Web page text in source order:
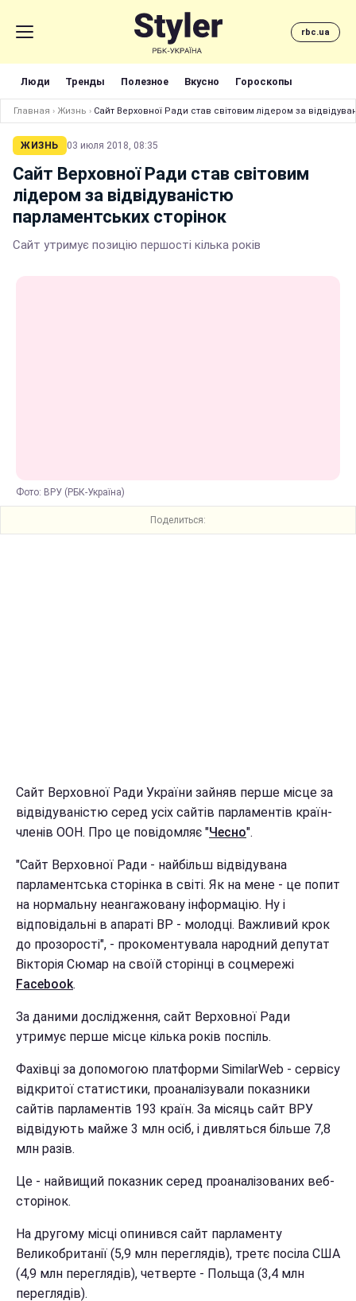
rbc.ua
Люди Тренды Полезное Вкусно Гороскопы
Главная › Жизнь › Сайт Верховної Ради став світовим лідером за
ЖИЗНЬ 03 июля 2018, 08:35
Сайт Верховної Ради став світовим
лідером за відвідуваністю
парламентських сторінок
Сайт утримує позицію першості кілька років
Фото: ВРУ (РБК-Україна)
Поделиться:
Сайт Верховної Ради України зайняв перше місце за
відвідуваністю серед усіх сайтів парламентів країн-
членів ООН. Про це повідомляє "Чесно".
"Сайт Верховної Ради - найбільш відвідувана
парламентська сторінка в світі. Як на мене - це попит
на нормальну неангажовану інформацію. Ну і
відповідальні в апараті ВР - молодці. Важливий крок
до прозорості", - прокоментувала народний депутат
Вікторія Сюмар на своїй сторінці в соцмережі
Facebook.
За даними дослідження, сайт Верховної Ради
утримує перше місце кілька років поспіль.
Фахівці за допомогою платформи SimilarWeb - сервісу
відкритої статистики, проаналізували показники
сайтів парламентів 193 країн. За місяць сайт ВРУ
відвідують майже 3 млн осіб, і дивляться більше 7,8
млн разів.
Це - найвищий показник серед проаналізованих веб-
сторінок.
На другому місці опинився сайт парламенту
Великобританії (5,9 млн переглядів), третє посіла США
(4,9 млн переглядів), четверте - Польща (3,4 млн
переглядів).